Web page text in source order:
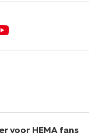
voor HEMA fans